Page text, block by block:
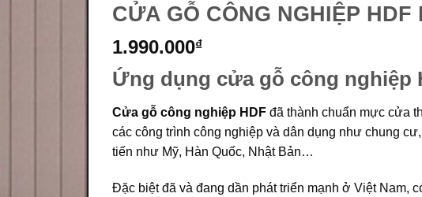
CỬA GỖ CÔNG NGHIỆP HDF
1.990.000₫
Ứng dụng cửa gỗ công nghiệp
Cửa gỗ công nghiệp HDFđã thành chuẩn mực cửa
các công trình công nghiệp và dân dụng như chung
tiến như Mỹ, Hàn Quốc, Nhật Bản…
Đặc biệt đã và đang dần phát triển mạnh ở Việt Nam,